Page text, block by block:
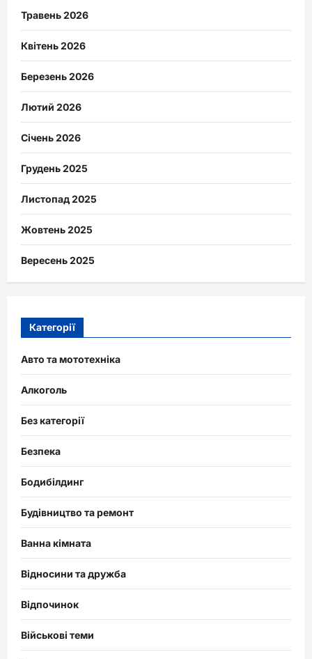
Травень 2026
Квітень 2026
Березень 2026
Лютий 2026
Січень 2026
Грудень 2025
Листопад 2025
Жовтень 2025
Вересень 2025
Категорії
Авто та мототехніка
Алкоголь
Без категорії
Безпека
Бодибілдинг
Будівництво та ремонт
Ванна кімната
Відносини та дружба
Відпочинок
Військові теми